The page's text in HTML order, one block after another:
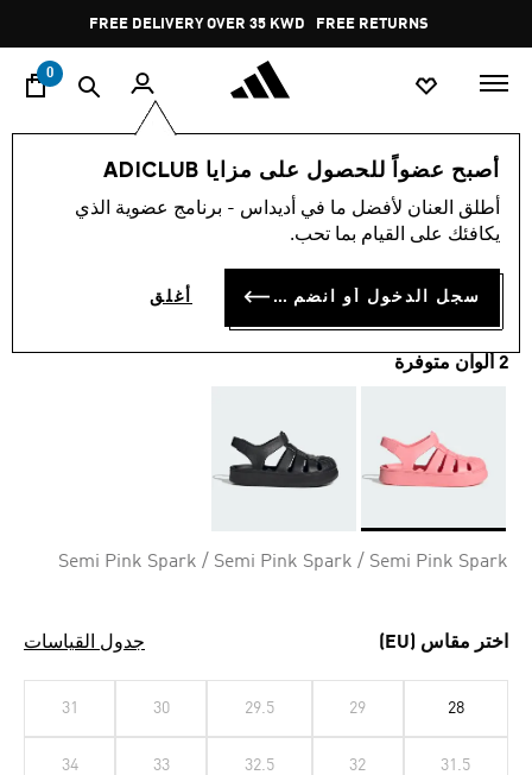
Pause
promotion
rotation
FREE DELIVERY OVER 35 KWD FREE RETURNS
0
أصبح عضواً للحصول على مزايا ADICLUB
أطلق العنان لأفضل ما في أديداس - برنامج عضوية الذي
يكافئك على القيام بما تحب.
سجل الدخول أو انضم الآن أغلق
الأطفال أحذية
صندل للأطفال SUPERSTAR
KD 16.00
2 ألوان متوفرة
Semi Pink Spark / Semi Pink Spark / Semi Pink Spark
اختر مقاس (EU) جدول القياسات
28
29
29.5
30
31
31.5
32
32.5
33
34